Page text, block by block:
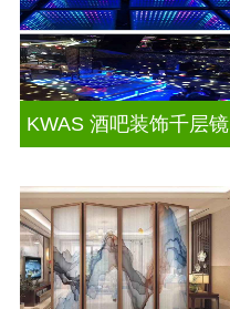
KWAS 酒吧装饰千层镜